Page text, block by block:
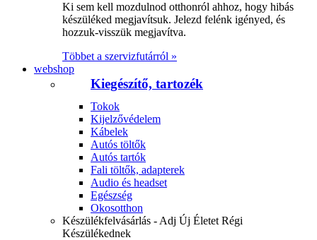
Ki sem kell mozdulnod otthonról ahhoz, hogy hibás
készüléked megjavítsuk. Jelezd felénk igényed, és
hozzuk-visszük megjavítva.
Többet a szervizfutárról »
webshop
Kiegészítő, tartozék
Tokok
Kijelzővédelem
Kábelek
Autós töltők
Autós tartók
Fali töltők, adapterek
Audio és headset
Egészség
Okosotthon
Készülékfelvásárlás - Adj Új Életet Régi
Készülékednek